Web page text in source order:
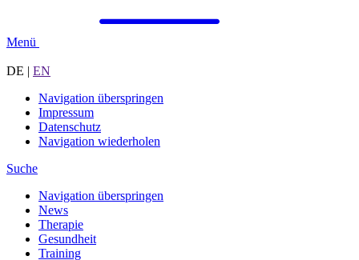
Menü
DE | EN
Navigation überspringen
Impressum
Datenschutz
Navigation wiederholen
Suche
Navigation überspringen
News
Therapie
Gesundheit
Training